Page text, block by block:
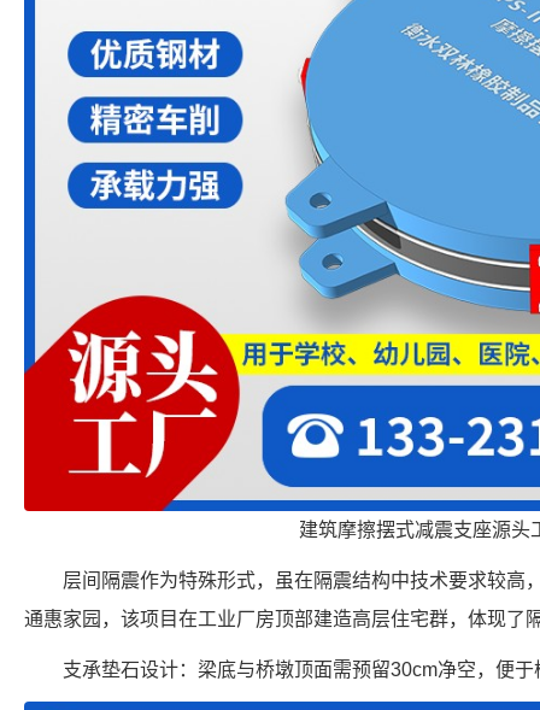
建筑摩擦摆式减震支座源头
层间隔震作为特殊形式，虽在隔震结构中技术要求较高
通惠家园，该项目在工业厂房顶部建造高层住宅群，体现了
支承垫石设计：梁底与桥墩顶面需预留30cm净空，便